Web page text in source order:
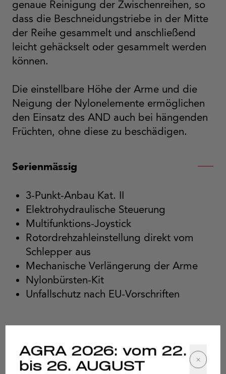
genaue Reinigung der Zwischenreihen, so
dass die Beschneidungstriebe in der Mitte
der Reihe gesammelt und anschließend
leicht gehäckselt oder gesammelt werden
können.
Die einstellbare Höhe der Arme und die
Neigung der Nylonelemente ermöglichen
den Einsatz des AND auch bei hängenden
Früchten, ohne diese zu beschädigen.
Serienmässig
3-Punkt-Anbau Kat. II
Elektrohydraulische Steuerung
Multifunktions-Joystick
Rotordrehzahleinstellung direkt vom
Schlepper aus
Mechanische Verlängerung der Arme
Nylonbürsten-Kit
Unfallschutz nach EU-Vorschriften
AGRA 2026: vom 22.
bis 26. AUGUST